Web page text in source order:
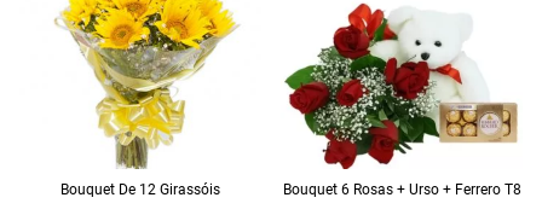
Bouquet De 12 Girassóis Bouquet 6 Rosas + Urso + Ferrero T8